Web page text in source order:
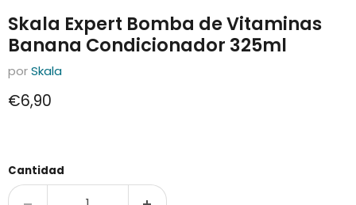
Skala Expert Bomba de Vitaminas
Banana Condicionador 325ml
porSkala
Precio actual
€6,90
Cantidad